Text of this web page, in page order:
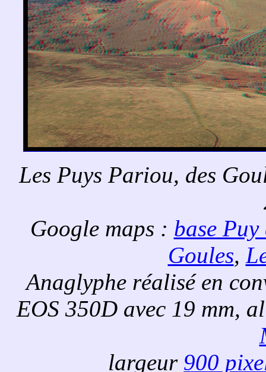
Les Puys Pariou, des
Google maps : base
Goules,
Anaglyphe réalisé en
EOS 350D avec 19 mm,
largeur 900